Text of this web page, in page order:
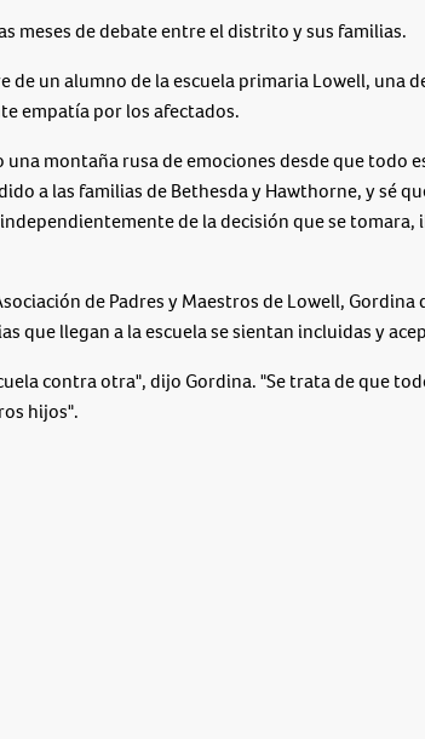
meses de debate entre el distrito y sus familias.
de un alumno de la escuela primaria Lowell, una
empatía por los afectados.
una montaña rusa de emociones desde que todo
a las familias de Bethesda y Hawthorne, y sé
de la decisión que se tomara,
de Padres y Maestros de Lowell, Gordina
que llegan a la escuela se sientan incluidas y
contra otra", dijo Gordina. "Se trata de que
hijos".